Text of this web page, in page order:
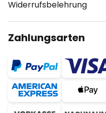
Widerrufsbelehrung
Zahlungsarten